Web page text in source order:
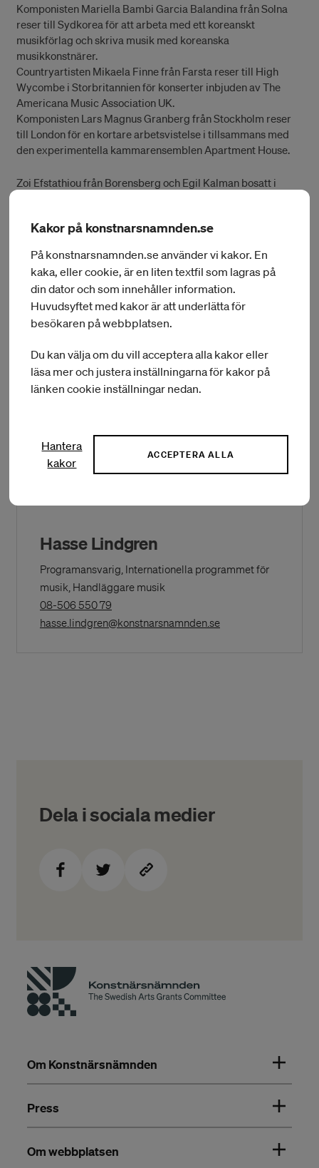
Komponisten Mariella Bambi Garcia Balandina från Solna
reser till Sydkorea för att arbeta med ett koreanskt
musikförlag och skriva musik med koreanska
musikkonstnärer.
Countryartisten Mikaela Finne från Farsta reser till High
Wycombe i Storbritannien för konserter inbjuden av The
Americana Music Association UK.
Komponisten Lars Magnus Granberg från Stockholm reser
till London för en kortare arbetsvistelse i tillsammans med
den experimentella kammarensemblen Apartment House.
Zoi Efstathiou från Borensberg och Egil Kalman bosatt i
analoga synthesizer Synthi 100 som byggdes på 70-talet.
Kort om Konstnärsnämndens beslut
Sammanlagt fördelas vid detta beslutstillfälle 758 000
kronor till fyrtiotre musikkonstnärer och utbyten planeras att
ansökningar har behandlats med ett sammanlagt sökt
belopp på cirka 3,3 miljoner kronor.
Bidrag ges till utbyten med länder på fem kontinenter.
Förteckning över beviljade bidrag
Hasse Lindgren
Programansvarig, Internationella programmet för
musik, Handläggare musik
08-506 550 79
in
hasse.lindgren@konstnarsnamnden.se(Opens in a New
Dela i sociala medier
Om Konstnärsnämnden
Press
Om webbplatsen
Kakor på konstnarsnamnden.se
På konstnarsnamnden.se använder vi kakor. En
kaka, eller cookie, är en liten textfil som lagras på
din dator och som innehåller information.
Huvudsyftet med kakor är att underlätta för
besökaren på webbplatsen.
Du kan välja om du vill acceptera alla kakor eller
läsa mer och justera inställningarna för kakor på
länken cookie inställningar nedan.
Hantera
kakor
ACCEPTERA ALLA